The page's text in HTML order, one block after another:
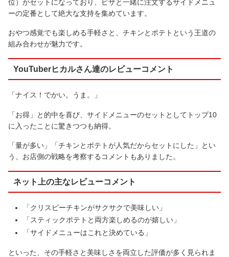
位）がセットになっており、ピザと一緒に注文するサイドメニュ
ーの定番として絶大な支持を集めています。
おやつ感覚でも楽しめる手軽さと、チキンとポテトという王道の
組み合わせが魅力です。
YouTuberヒカルさん達のレビューコメント
「ナイス！でかい。うま。」
「お得」と的中を喜び、サイドメニューのセットとしてトップ10
に入ったことに驚きつつも納得。
「量が多い」「チキンとポテトが人気だからセットにした」とい
う、お店側の戦略を考察するコメントもありました。
ネット上の主なレビューコメント
「クリスピーチキンがサクサクで美味しい」
「スティックポテトと両方楽しめるのが嬉しい」
「サイドメニューはこれと決めている」
といった、その手軽さと美味しさを両立した評価が多く見られま